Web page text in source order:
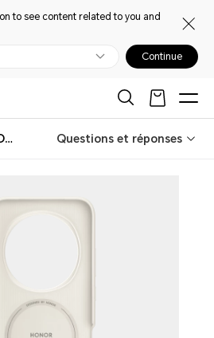
to see content related to you and
Continue
HONOR CHOICE HONOR Magic8 Pro Case Questions et réponses